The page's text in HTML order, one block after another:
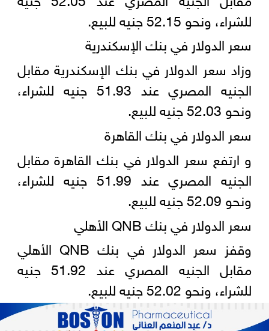
للشراء، ونحو 52.15 جنيه للبيع.
سعر الدولار في بنك الإسكندرية
وزاد سعر الدولار في بنك الإسكندرية مقابل
الجنيه المصري عند 51.93 جنيه للشراء،
ونحو 52.03 جنيه للبيع.
سعر الدولار في بنك القاهرة
و ارتفع سعر الدولار في بنك القاهرة مقابل
الجنيه المصري عند 51.99 جنيه للشراء،
ونحو 52.09 جنيه للبيع.
سعر الدولار في بنك QNB الأهلي
وقفز سعر الدولار في بنك QNB الأهلي
مقابل الجنيه المصري عند 51.92 جنيه
للشراء، ونحو 52.02 جنيه للبيع.